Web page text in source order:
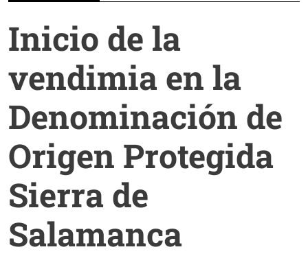
Inicio de la
vendimia en la
Denominación de
Origen Protegida
Sierra de
Salamanca